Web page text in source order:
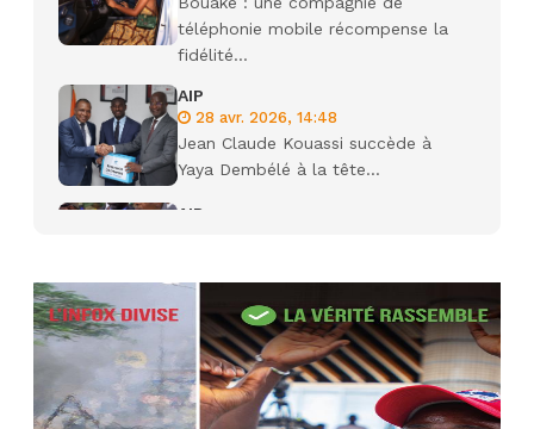
téléphonie mobile récompense la
fidélité...
AIP
28 avr. 2026, 14:48
Jean Claude Kouassi succède à
Yaya Dembélé à la tête...
AIP
Camara tué lors d’attaques...
22 avr. 2026, 16:41
Des bureaux ravagés dans un
incendie survenu à la mairie...